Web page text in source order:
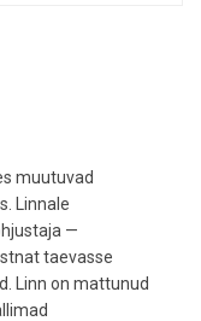
muutuvad
Linnale
—
taevasse
Linn on mattunud